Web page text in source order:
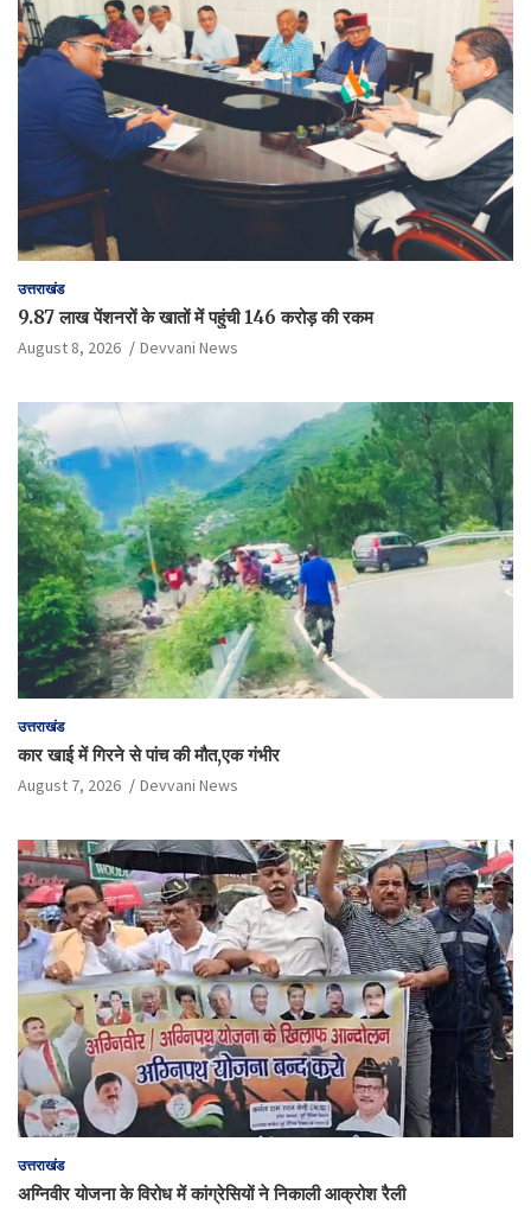
उत्तराखंड
9.87 लाख पेंशनरों के खातों में पहुंची 146 करोड़ की रकम
August 8, 2026 Devvani News
उत्तराखंड
कार खाई में गिरने से पांच की मौत,एक गंभीर
August 7, 2026 Devvani News
उत्तराखंड
अग्निवीर योजना के विरोध में कांग्रेसियों ने निकाली आक्रोश रैली